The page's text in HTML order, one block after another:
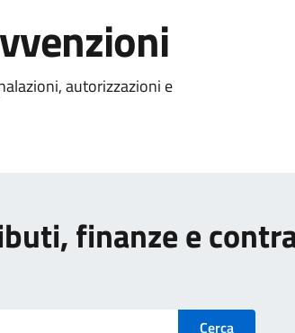
autorizzazioni e
finanze e
Cerca